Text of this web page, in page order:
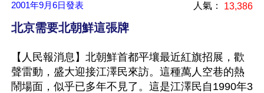
2001年9月6日發表 人氣： 13,386
北京需要北朝鮮這張牌
【人民報消息】北朝鮮首都平壤最近紅旗招展，歡
聲雷動，盛大迎接江澤民來訪。這種萬人空巷的熱
鬧場面，似乎已多年不見了。這是江澤民自1990年3